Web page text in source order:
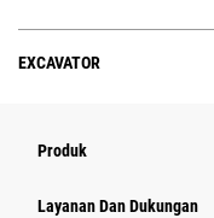
EXCAVATOR
Produk
Layanan Dan Dukungan